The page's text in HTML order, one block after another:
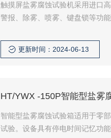
触摸屏盐雾腐蚀试验机采用进口
警报、除雾、喷雾、键盘锁等功
更新时间：2024-06-13
HT/YWX -150P智能型盐雾
智能型盐雾腐蚀试验箱适用于零
试验。设备具有停电时间记忆功